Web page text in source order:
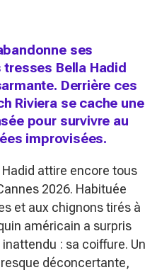
ses
Bella Hadid
Derrière ces
Riviera se cache une
pour survivre au
improvisées.
Hadid attire encore tous
2026. Habituée
et aux chignons tirés à
américain a surpris
: sa coiffure. Un
déconcertante,